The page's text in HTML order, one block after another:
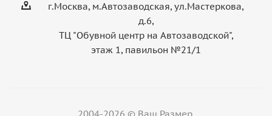
г.Москва, м.Автозаводская, ул.Мастеркова,
д.6,
ТЦ "Обувной центр на Автозаводской",
этаж 1, павильон №21/1